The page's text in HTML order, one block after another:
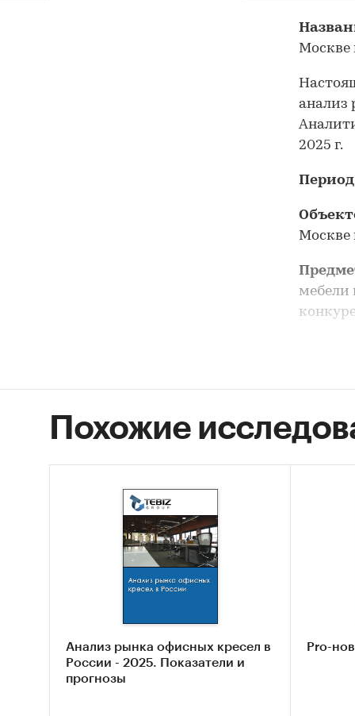
Москве
анализ
2025 г.
Москве
мебели
Похожие
Анализ рынка офисных кресел в
России - 2025. Показатели и
прогнозы
Pro-